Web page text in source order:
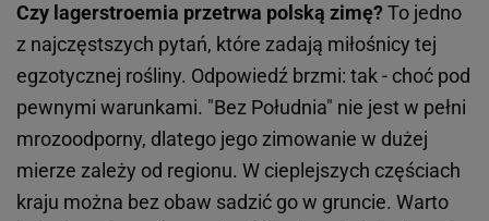
Czy lagerstroemia przetrwa polską zimę?To jedno
z najczęstszych pytań, które zadają miłośnicy tej
egzotycznej rośliny. Odpowiedź brzmi: tak - choć pod
pewnymi warunkami. "Bez Południa" nie jest w pełni
mrozoodporny, dlatego jego zimowanie w dużej
mierze zależy od regionu. W cieplejszych częściach
kraju można bez obaw sadzić go w gruncie. Warto